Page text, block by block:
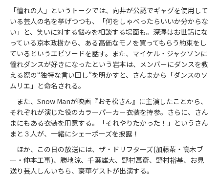
「憧れの人」というトークでは、向井が公認でギャグを使用して
いる芸人の名を挙げつつも、「何をしゃべったらいいか分からな
い」と、笑いに対する悩みを相談する場面も。深澤はお世話にな
っている京本政樹から、ある高価なモノを買ってもらう約束をし
ているというエピソードを話す。また、マイケル・ジャクソンに
憧れダンスが好きになったという岩本は、メンバーにダンスを教
える際の“独特な言い回し”を明かすと、さんまから「ダンスのソ
ムリエ」と命名される。
また、Snow Manが映画『おそ松さん』に主演したことから、
それぞれが演じた役のカラーパーカー衣装を持参。さらに、さん
まにもある衣装を用意する。「それやりたかった！」というさん
まと３人が、一緒にシェーポーズを披露！
ほか、この日の放送には、ザ・ドリフターズ(加藤茶・高木ブ
ー・仲本工事)、勝地涼、千葉雄大、野村萬斎、野村裕基、お見
送り芸人しんいちら、豪華ゲストが出演する。